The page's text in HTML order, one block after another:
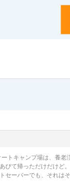
トキャンプ場は、養老
びて帰っただけだけど。
セーバーでも、それは